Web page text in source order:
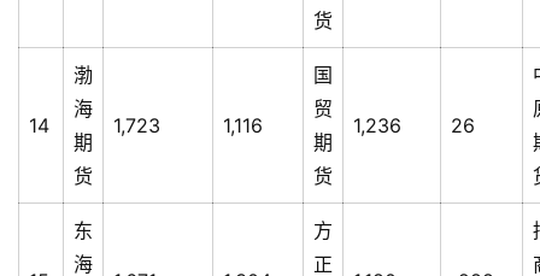
货
14
渤
海
期
货
1,723 1,116
国
贸
期
货
1,236 26
东
海
方
正